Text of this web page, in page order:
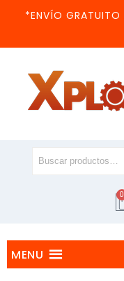
*ENVÍO
0
MENU